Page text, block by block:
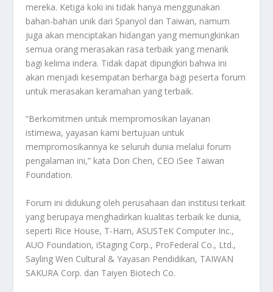
mereka. Ketiga koki ini tidak hanya menggunakan
bahan-bahan unik dari Spanyol dan Taiwan, namum
juga akan menciptakan hidangan yang memungkinkan
semua orang merasakan rasa terbaik yang menarik
bagi kelima indera. Tidak dapat dipungkiri bahwa ini
akan menjadi kesempatan berharga bagi peserta forum
untuk merasakan keramahan yang terbaik.
“Berkomitmen untuk mempromosikan layanan
istimewa, yayasan kami bertujuan untuk
mempromosikannya ke seluruh dunia melalui forum
pengalaman ini,” kata Don Chen, CEO iSee Taiwan
Foundation.
Forum ini didukung oleh perusahaan dan institusi terkait
yang berupaya menghadirkan kualitas terbaik ke dunia,
seperti Rice House, T-Ham, ASUSTeK Computer Inc.,
AUO Foundation, iStaging Corp., ProFederal Co., Ltd.,
Sayling Wen Cultural & Yayasan Pendidikan, TAIWAN
SAKURA Corp. dan Taiyen Biotech Co.